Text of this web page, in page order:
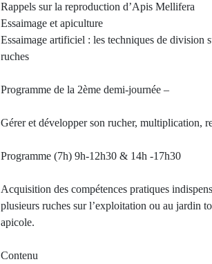
Rappels sur la reproduction d’Apis Mellifera
Essaimage et apiculture
Essaimage artificiel : les techniques de division
ruches
Programme de la 2ème demi-journée –
Gérer et développer son rucher, multiplication,
Programme (7h) 9h-12h30 & 14h -17h30
Acquisition des compétences pratiques
plusieurs ruches sur l’exploitation ou au jardin
apicole.
Contenu